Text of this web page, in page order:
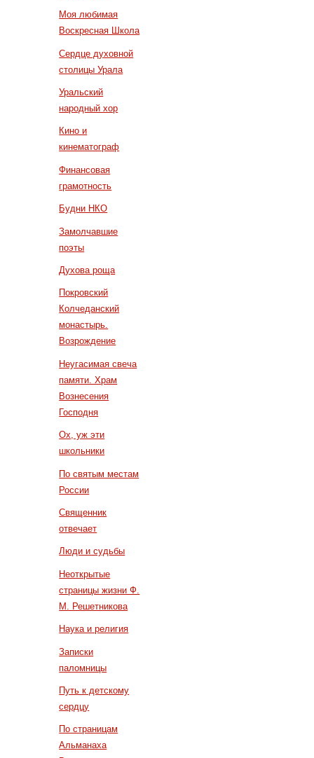
Моя любимая
Воскресная Школа
Сердце духовной
столицы Урала
Уральский
народный хор
Кино и
кинематограф
Финансовая
грамотность
Будни НКО
Замолчавшие
поэты
Духова роща
Покровский
Колчеданский
монастырь.
Возрождение
Неугасимая свеча
памяти. Храм
Вознесения
Господня
Ох, уж эти
школьники
По святым местам
России
Священник
отвечает
Люди и судьбы
Неоткрытые
страницы жизни Ф.
М. Решетникова
Наука и религия
Записки
паломницы
Путь к детскому
сердцу
По страницам
Альманаха